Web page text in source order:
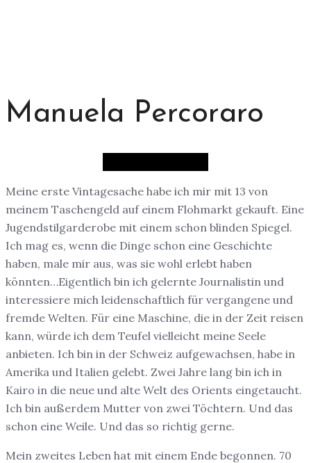
Manuela Percoraro
Meine erste Vintagesache habe ich mir mit 13 von
meinem Taschengeld auf einem Flohmarkt gekauft. Eine
Jugendstilgarderobe mit einem schon blinden Spiegel.
Ich mag es, wenn die Dinge schon eine Geschichte
haben, male mir aus, was sie wohl erlebt haben
könnten…Eigentlich bin ich gelernte Journalistin und
interessiere mich leidenschaftlich für vergangene und
fremde Welten. Für eine Maschine, die in der Zeit reisen
kann, würde ich dem Teufel vielleicht meine Seele
anbieten. Ich bin in der Schweiz aufgewachsen, habe in
Amerika und Italien gelebt. Zwei Jahre lang bin ich in
Kairo in die neue und alte Welt des Orients eingetaucht.
Ich bin außerdem Mutter von zwei Töchtern. Und das
schon eine Weile. Und das so richtig gerne.
Mein zweites Leben hat mit einem Ende begonnen. 70